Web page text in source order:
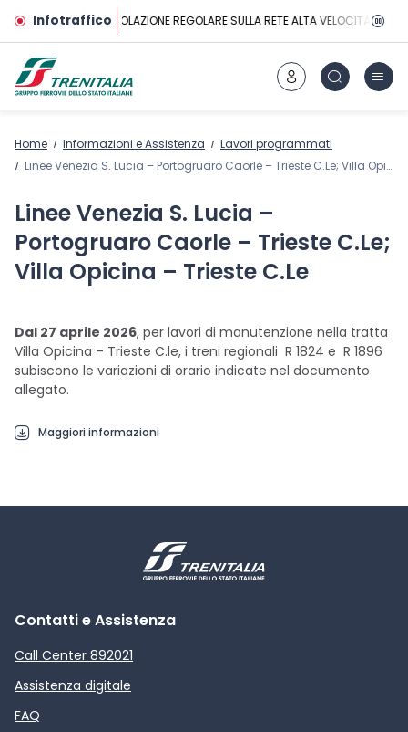
Vai al contenuto principale
InfotrafficoCIRCOLAZIONE REGOLARE SULLA RETE ALTA VELOCITÀ
Home Informazioni e Assistenza
Lavori programmati
Linee Venezia S. Lucia – Portogruaro Caorle – Trieste C.Le; Villa Opicina – Trieste C.Le
Linee Venezia S. Lucia –
Portogruaro Caorle – Trieste C.Le;
Villa Opicina – Trieste C.Le
Dal 27 aprile 2026, per lavori di manutenzione nella tratta
Villa Opicina – Trieste C.le, i treni regionali R 1824 e R 1896
subiscono le variazioni di orario indicate nel documento
allegato.
Maggiori informazioni
Contatti e Assistenza
Call Center 892021
Assistenza digitale
FAQ